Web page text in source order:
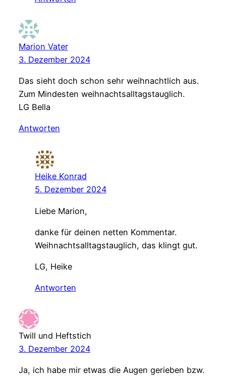
Marion Vater
3. Dezember 2024
Das sieht doch schon sehr weihnachtlich aus.
Zum Mindesten weihnachtsalltagstauglich.
LG Bella
Antworten
Heike Konrad
5. Dezember 2024
Liebe Marion,
danke für deinen netten Kommentar.
Weihnachtsalltagstauglich, das klingt gut.
LG, Heike
Antworten
Twill und Heftstich
3. Dezember 2024
Ja, ich habe mir etwas die Augen gerieben bzw.